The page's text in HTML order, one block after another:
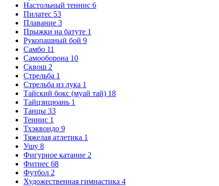
Настольный теннис 6
Пилатес 53
Плавание 3
Прыжки на батуте 1
Рукопашный бой 9
Самбо 11
Самооборона 10
Сквош 2
Стрельба 1
Стрельба из лука 1
Тайский бокс (муай тай) 18
Тайцзицюань 1
Танцы 33
Теннис 1
Тхэквондо 9
Тяжелая атлетика 1
Ушу 8
Фигурное катание 2
Фитнес 68
Футбол 2
Художественная гимнастика 4